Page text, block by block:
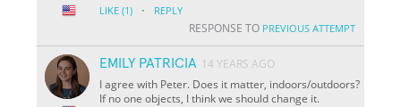
LIKE (1) · REPLY
RESPONSE TO PREVIOUS ATTEMPT
EMILY PATRICIA 14 YEARS AGO
I agree with Peter. Does it matter, indoors/outdoors?
If no one objects, I think we should change it.